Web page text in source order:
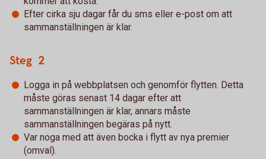
Efter cirka sju dagar får du sms eller e-post om att
sammanställningen är klar.
Steg 2
Logga in på webbplatsen och genomför flytten. Detta
måste göras senast 14 dagar efter att
sammanställningen är klar, annars måste
sammanställningen begäras på nytt.
Var noga med att även bocka i flytt av nya premier
(omval).